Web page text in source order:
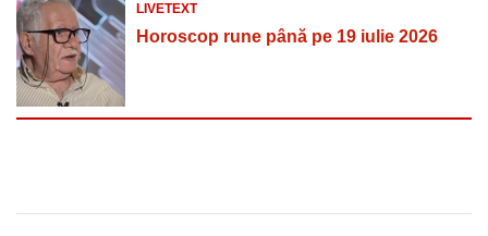
LIVETEXT
Horoscop rune până pe 19 iulie 2026